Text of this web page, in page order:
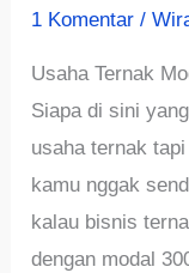
1 Komentar /
Usaha Ternak
Siapa di sini
usaha ternak
kamu nggak
kalau bisnis
dengan modal